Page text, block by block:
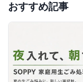
おすすめ記事